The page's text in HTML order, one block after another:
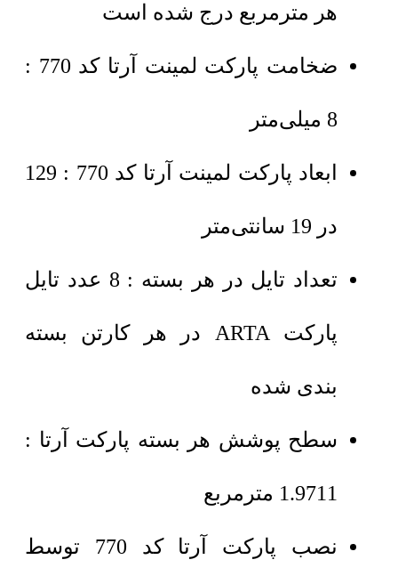
هر مترمربع درج شده است
ضخامت پارکت لمینت آرتا کد 770 :
8 میلی‌متر
ابعاد پارکت لمینت آرتا کد 770 : 129
در 19 سانتی‌متر
تعداد تایل در هر بسته : 8 عدد تایل
پارکت ARTA در هر کارتن بسته
بندی شده
سطح پوشش هر بسته پارکت آرتا :
1.9711 مترمربع
نصب پارکت آرتا کد 770 توسط